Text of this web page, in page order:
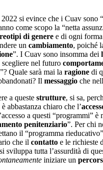
si evince che i Cuav sono
come scopo la “netta
di genere e di ogni
un cambiamento, poiché
”. I Cuav sono insomma dei
scegliere nel futuro
”? Quale sarà mai la ragione di
Il messaggio che
a queste strutture, si sa,
abbastanza chiaro che l’
a questi “programmi”
penitenziario”. Per chi
il “programma
che il contatto e le richieste
sviluppa tutta l’assurdità di
iniziare un